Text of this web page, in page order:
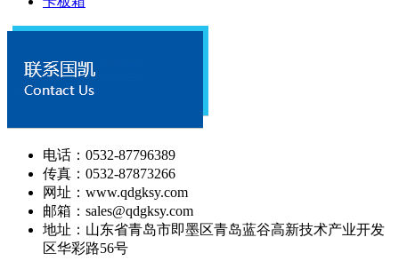
电话：0532-87796389
传真：0532-87873266
网址：www.qdgksy.com
邮箱：sales@qdgksy.com
地址：山东省青岛市即墨区青岛蓝谷高新技术产业开发
区华彩路56号